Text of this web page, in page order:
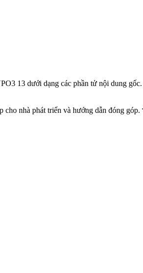
13 dưới dạng các phần tử nội dung
cho nhà phát triển và hướng dẫn đóng góp.